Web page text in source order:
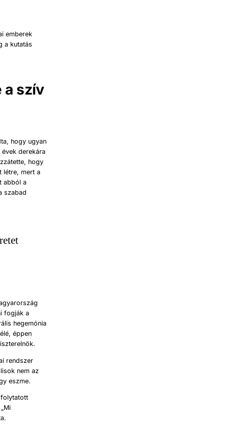
emberek
a kutatás
a szív
hogy ugyan
derekára
hogy
létre, mert a
abból a
szabad
fogják a
hegemónia
éppen
rendszer
nem az
eszme.
folytatott